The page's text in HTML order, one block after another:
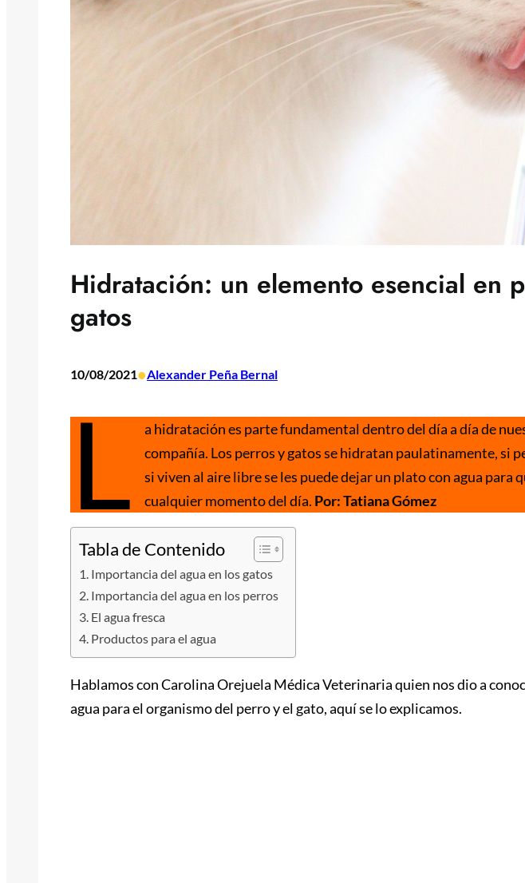
Hidratación: un elemento esencial en
gatos
10/08/2021•Alexander Peña Bernal
L
a hidratación es parte fundamental dentro del día a día de
compañía. Los perros y gatos se hidratan paulatinamente, si
si viven al aire libre se les puede dejar un plato con agua para
cualquier momento del día. Por: Tatiana Gómez
Tabla de Contenido
Importancia del agua en los gatos
Importancia del agua en los perros
El agua fresca
Productos para el agua
Hablamos con Carolina Orejuela Médica Veterinaria quien nos dio a
agua para el organismo del perro y el gato, aquí se lo explicamos.